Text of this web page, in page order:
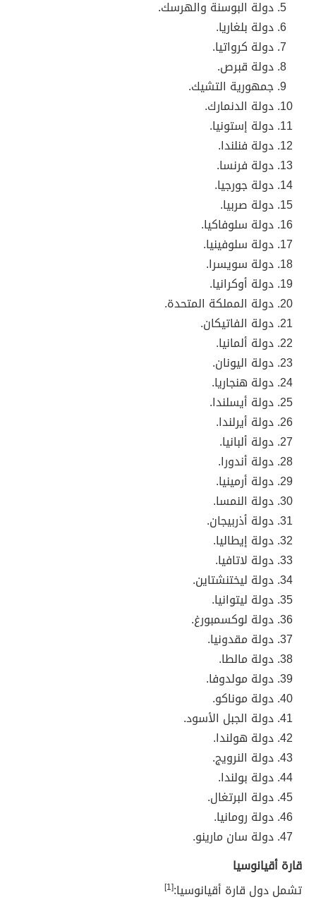
دولة البوسنة والهرسك.
دولة بلغاريا.
دولة كرواتيا.
دولة قبرص.
جمهورية التشيك.
دولة الدنمارك.
دولة إستونيا.
دولة فنلندا.
دولة فرنسا.
دولة جورجيا.
دولة صربيا.
دولة سلوفاكيا.
دولة سلوفينيا.
دولة سويسرا.
دولة أوكرانيا.
دولة المملكة المتحدة.
دولة الفاتيكان.
دولة ألمانيا.
دولة اليونان.
دولة هنجاريا.
دولة أيسلندا.
دولة أيرلندا.
دولة ألبانيا.
دولة أندورا.
دولة أرمينيا.
دولة النمسا.
دولة أذربيجان.
دولة إيطاليا.
دولة لاتافيا.
دولة ليختنشتاين.
دولة ليتوانيا.
دولة لوكسمبورغ.
دولة مقدونيا.
دولة مالطا.
دولة مولدوفا.
دولة موناكو.
دولة الجبل الأسود.
دولة هولندا.
دولة النرويج.
دولة بولندا.
دولة البرتغال.
دولة رومانيا.
دولة سان مارينو.
قارة أقيانوسيا
تشمل دول قارة أقيانوسيا:[1]